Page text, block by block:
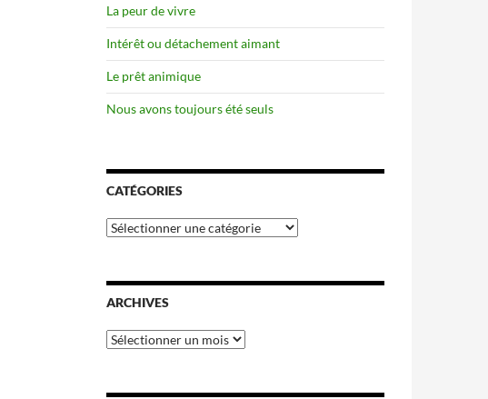
La peur de vivre
Intérêt ou détachement aimant
Le prêt animique
Nous avons toujours été seuls
CATÉGORIES
Catégories
ARCHIVES
Archives